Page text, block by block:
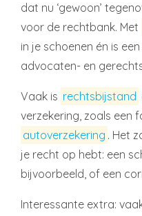
dat nu ‘gewoon’
voor de rechtbank. Met
in je schoenen én is
advocaten- en
Vaak is rechtsbijstand
verzekering, zoals een
autoverzekering . Het
je recht op hebt: een
bijvoorbeeld, of een
Interessante extra: